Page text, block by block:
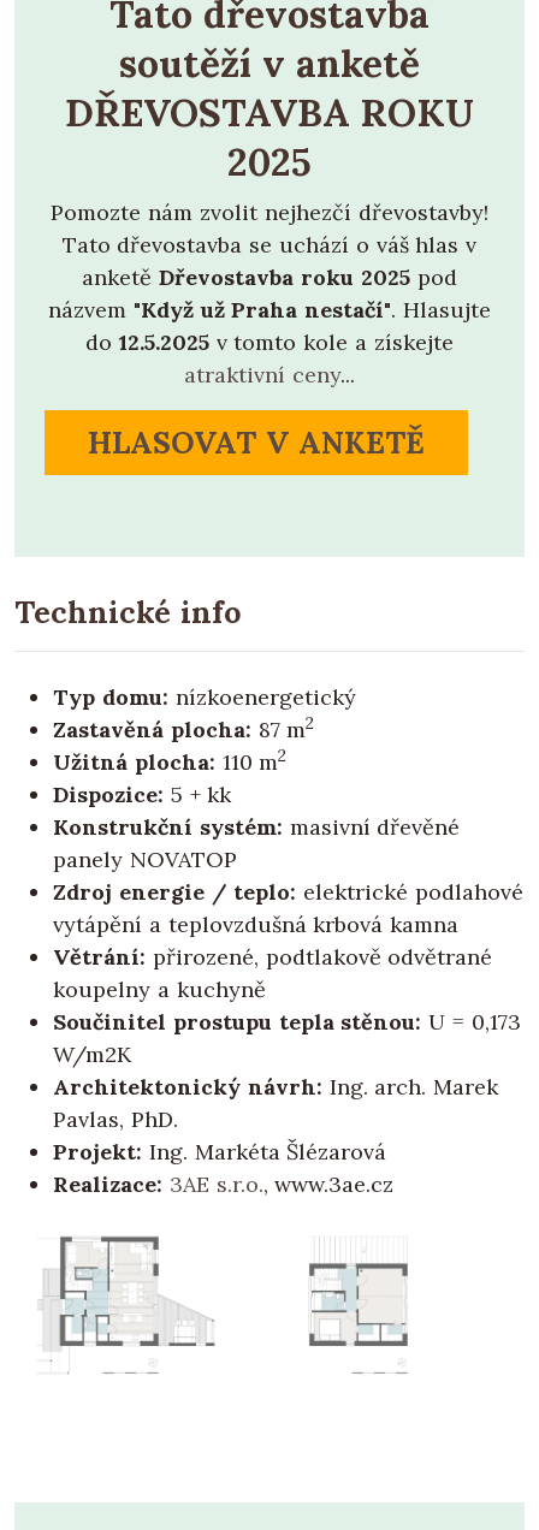
Tato dřevostavba
soutěží v anketě
DŘEVOSTAVBA ROKU
2025
Pomozte nám zvolit nejhezčí dřevostavby!
Tato dřevostavba se uchází o váš hlas v
anketěDřevostavba roku 2025pod
názvem "Když už Praha nestačí". Hlasujte
do 12.5.2025v tomto kole a získejte
atraktivní ceny...
HLASOVAT V ANKETĚ
Technické info
Typ domu: nízkoenergetický
Zastavěná plocha: 87 m2
Užitná plocha: 110 m2
Dispozice: 5 + kk
Konstrukční systém: masivní dřevěné
panely NOVATOP
Zdroj energie / teplo: elektrické podlahové
vytápění a teplovzdušná krbová kamna
Větrání: přirozené, podtlakově odvětrané
koupelny a kuchyně
Součinitel prostupu tepla stěnou: U = 0,173
W/m2K
Architektonický návrh: Ing. arch. Marek
Pavlas, PhD.
Projekt: Ing. Markéta Šlézarová
Realizace: 3AE s.r.o., www.3ae.cz